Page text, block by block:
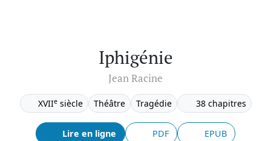
Iphigénie
Jean Racine
XVIIe siècle Théâtre Tragédie 38 chapitres
Lire en ligne PDF EPUB